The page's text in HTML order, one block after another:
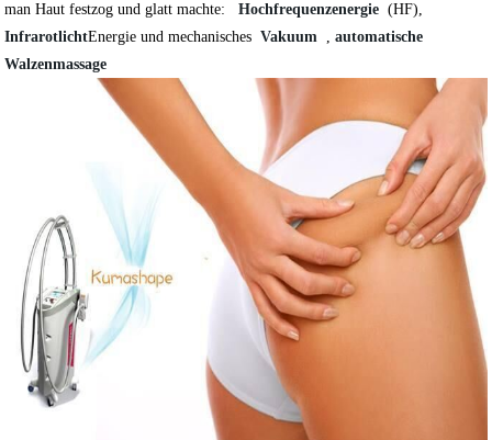
man Haut festzog und glatt machte:Hochfrequenzenergie (HF),
InfrarotlichtEnergie und mechanischesVakuum ,automatische
Walzenmassage